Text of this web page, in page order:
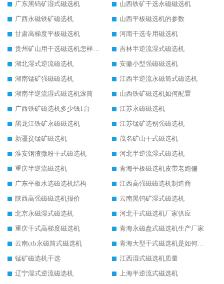
广东黑钨矿湿式磁选机
山西铁矿干选永磁磁选机
广西永磁铁矿磁选机
山西平板磁选机的参数
甘肃高梯度平板磁选机
河南干选专用磁选机
贵州矿山用干选磁选机怎样调磁
吉林半逆流湿式磁选机
湖北湿式逆流磁选机
安徽小型强磁磁选机
湖南锰矿强磁磁选机
江西半逆流永磁筒式磁选机
湖南半逆流湿式磁选机滚筒
山西铁矿磁选机如何配置
广西铁矿磁选机多少钱1台
江苏永磁磁选机
黑龙江铁矿永磁磁选机
江苏锰矿选别强磁选机
新疆贫锰矿磁选机
茂名矿山干式磁选机
淮安钢渣微粉干式磁选机
河北半逆流湿式磁选机
重庆半逆流磁选机
青海平板磁选机皮带老跑偏
广东平板水选磁选机结构
江西高强磁磁选机制造商
陕西高强磁磁选机报价
云南黑钨矿湿式磁选机
北京永磁湿式磁选机
河北干式磁选机厂家供应
重庆干式高梯度磁选机
青海永磁盘式磁选机生产厂家
云南ctb永磁筒式磁选机
青海大型干式磁选机是如何选矿的
锰矿磁选机干选
江西湿式磁选机质量
辽宁湿式逆流磁选机
上海半逆流式磁选机